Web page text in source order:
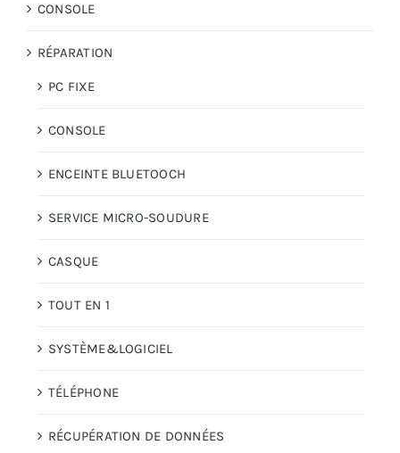
CONSOLE
RÉPARATION
PC FIXE
CONSOLE
ENCEINTE BLUETOOCH
SERVICE MICRO-SOUDURE
CASQUE
TOUT EN 1
SYSTÈME&LOGICIEL
TÉLÉPHONE
RÉCUPÉRATION DE DONNÉES